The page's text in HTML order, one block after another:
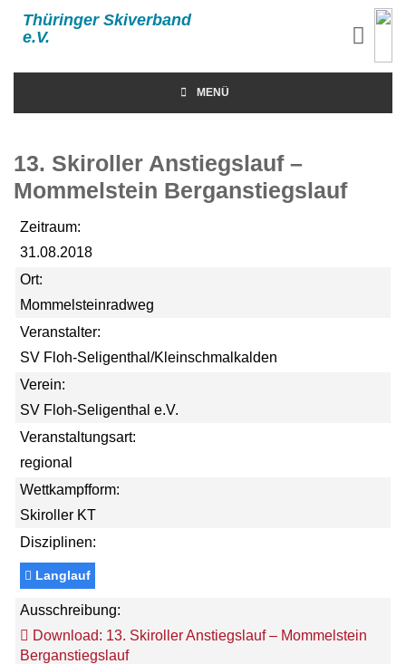
Thüringer Skiverband
e.V.
MENÜ
13. Skiroller Anstiegslauf –
Mommelstein Berganstiegslauf
Zeitraum:
31.08.2018
Ort:
Mommelsteinradweg
Veranstalter:
SV Floh-Seligenthal/Kleinschmalkalden
Verein:
SV Floh-Seligenthal e.V.
Veranstaltungsart:
regional
Wettkampfform:
Skiroller KT
Disziplinen:
Langlauf
Ausschreibung:
Download: 13. Skiroller Anstiegslauf – Mommelstein
Berganstiegslauf